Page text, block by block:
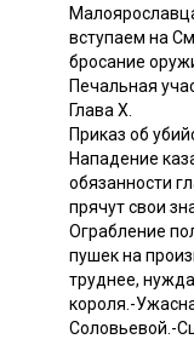
вступаем на
бросание
Печальная
Глава X.
Приказ об
Нападение
обязанности
прячут свои
Ограбление
пушек на
труднее,
короля.-
Соловьевой.-